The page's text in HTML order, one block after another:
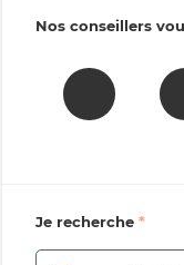
Nos conseillers
Je recherche